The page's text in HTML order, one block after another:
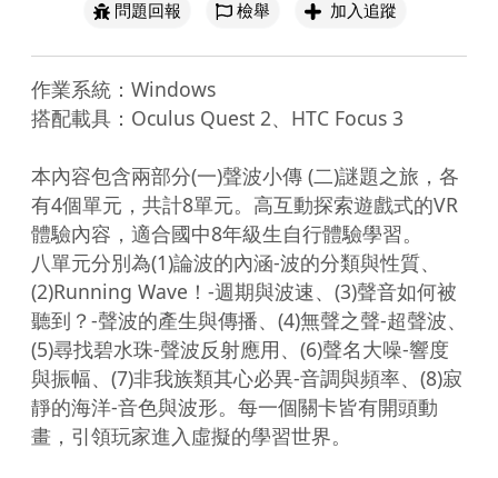
問題回報
檢舉 加入追蹤
作業系統：Windows
搭配載具：Oculus Quest 2、HTC Focus 3
本內容包含兩部分(一)聲波小傳 (二)謎題之旅，各
有4個單元，共計8單元。高互動探索遊戲式的VR
體驗內容，適合國中8年級生自行體驗學習。
八單元分別為(1)論波的內涵-波的分類與性質、
(2)Running Wave！-週期與波速、(3)聲音如何被
聽到？-聲波的產生與傳播、(4)無聲之聲-超聲波、
(5)尋找碧水珠-聲波反射應用、(6)聲名大噪-響度
與振幅、(7)非我族類其心必異-音調與頻率、(8)寂
靜的海洋-音色與波形。每一個關卡皆有開頭動
畫，引領玩家進入虛擬的學習世界。